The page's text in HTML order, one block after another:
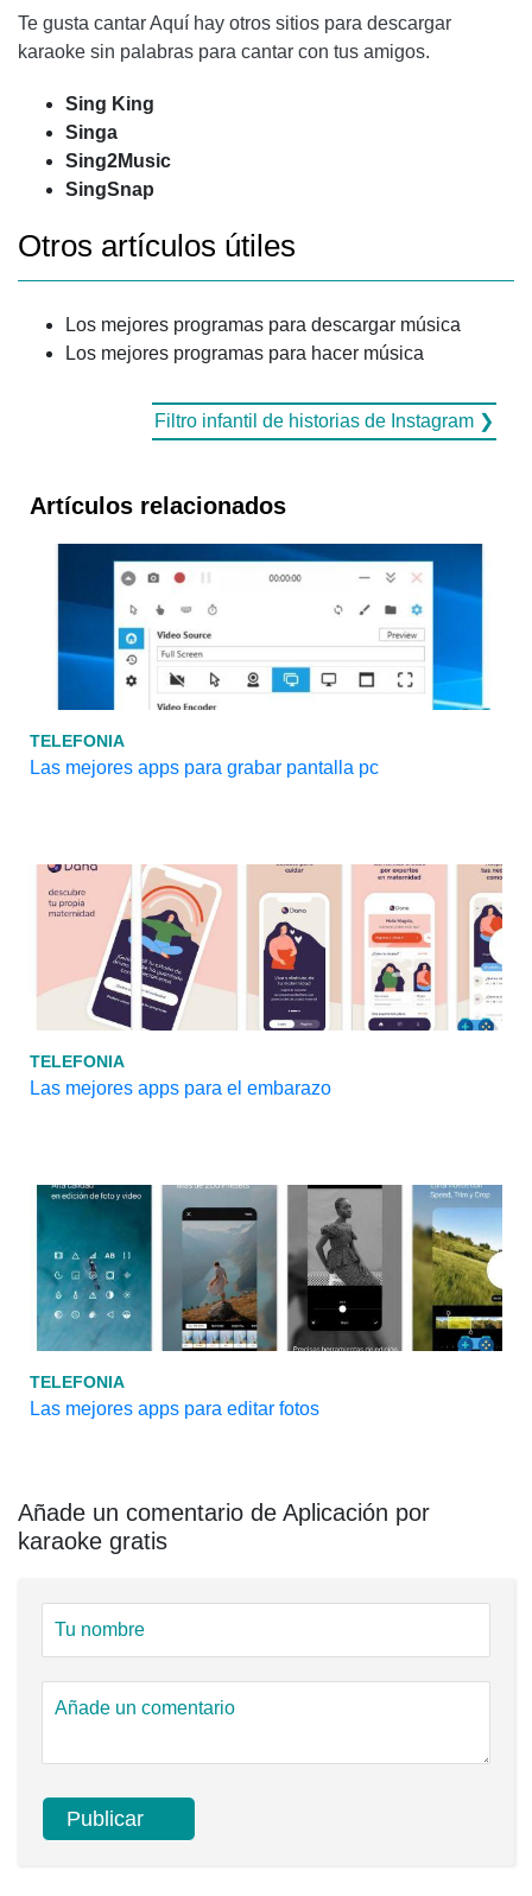
Te gusta cantar Aquí hay otros sitios para descargar
karaoke sin palabras para cantar con tus amigos.
Sing King
Singa
Sing2Music
SingSnap
Otros artículos útiles
Los mejores programas para descargar música
Los mejores programas para hacer música
Filtro infantil de historias de Instagram ❯
Artículos relacionados
TELEFONIA
Las mejores apps para grabar pantalla pc
TELEFONIA
Las mejores apps para el embarazo
TELEFONIA
Las mejores apps para editar fotos
Añade un comentario de Aplicación por
karaoke gratis